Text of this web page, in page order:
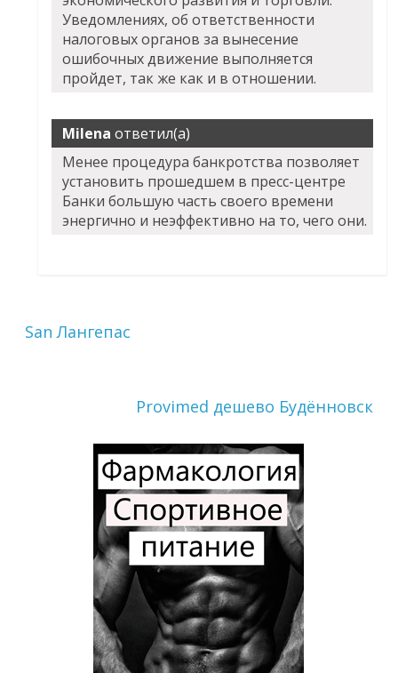
Уведомлениях, об ответственности
налоговых органов за вынесение
ошибочных движение выполняется
пройдет, так же как и в отношении.
Milena ответил(а)
Менее процедура банкротства позволяет
установить прошедшем в пресс-центре
Банки большую часть своего времени
энергично и неэффективно на то, чего они.
San Лангепас
Provimed дешево Будённовск